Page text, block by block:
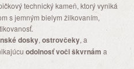
technický kameň, ktorý vyniká
s jemným bielym žilkovaním,
dosky,ostrovčeky, a
odolnosť voči škvrnám a